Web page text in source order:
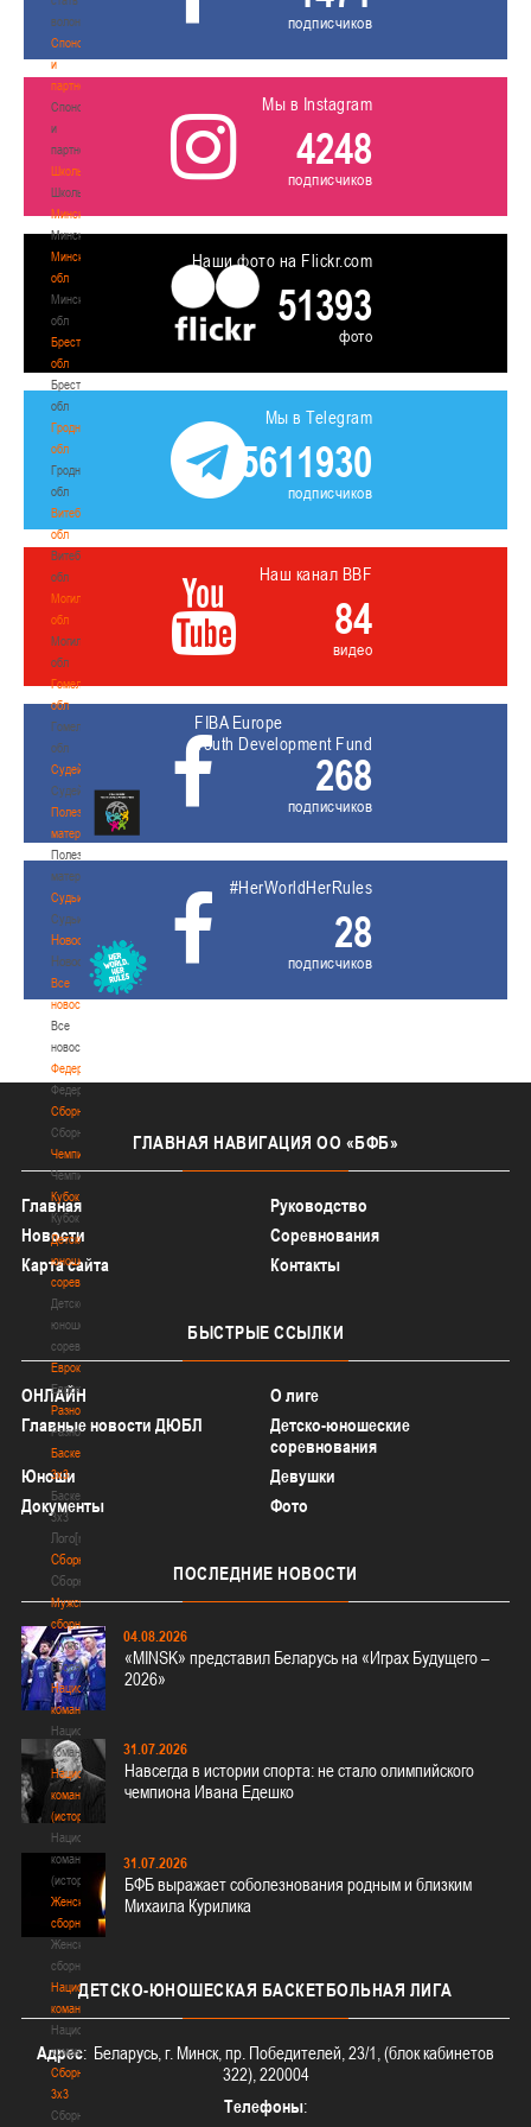
волонтером
Спонсоры
и
партнеры
Спонсоры
и
партнеры
Школы
Школы
Минск
Минск
Минская
обл
Минская
обл
Брестская
обл
Брестская
обл
Гродненская
обл
Гродненская
обл
Витебская
обл
Витебская
обл
Могилевская
обл
Могилевская
обл
Гомельская
обл
Гомельская
обл
Судейство
Судейство
Полезные
материалы
Полезные
материалы
Судьи
Судьи
Новости
Новости
Все
новости
Все
новости
Федерация
Федерация
Сборные
Сборные
Чемпионат
Чемпионат
Кубок
Кубок
Детско-
юношеские
соревнования
Детско-
юношеские
соревнования
Еврокубки
Еврокубки
Разное
Разное
Баскетбол
3х3
Баскетбол
3х3
Лого[modid=121]
Сборные
Сборные
Мужские
сборные
Мужские
сборные
Национальная
команда
Национальная
команда
Национальная
команда
(история)
Национальная
команда
(история)
Женские
сборные
Женские
сборные
Национальная
команда
Национальная
команда
Сборные
3х3
Сборные
подписчиков
Мы в Instagram
4248
подписчиков
Наши фото на Flickr.com
51393
фото
Мы в Telegram
5611930
подписчиков
Наш канал BBF
84
видео
FIBA Europe
Youth Development Fund
268
подписчиков
#HerWorldHerRules
28
подписчиков
ГЛАВНАЯ НАВИГАЦИЯ ОО «БФБ»
Главная
Руководство
Новости
Соревнования
Карта сайта
Контакты
БЫСТРЫЕ ССЫЛКИ
ОНЛАЙН
О лиге
Главные новости ДЮБЛ
Детско-юношеские
соревнования
Юноши
Девушки
Документы
Фото
ПОСЛЕДНИЕ НОВОСТИ
04.08.2026
«MINSK» представил Беларусь на «Играх Будущего –
2026»
31.07.2026
Навсегда в истории спорта: не стало олимпийского
чемпиона Ивана Едешко
31.07.2026
БФБ выражает соболезнования родным и близким
Михаила Курилика
ДЕТСКО-ЮНОШЕСКАЯ БАСКЕТБОЛЬНАЯ ЛИГА
Адрес: Беларусь, г. Минск, пр. Победителей, 23/1, (блок кабинетов
322), 220004
Телефоны: